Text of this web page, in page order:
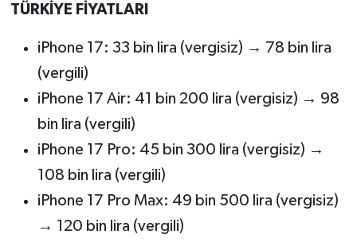
TÜRKİYE FİYATLARI
iPhone 17: 33 bin lira (vergisiz) → 78 bin lira
(vergili)
iPhone 17 Air: 41 bin 200 lira (vergisiz) → 98
bin lira (vergili)
iPhone 17 Pro: 45 bin 300 lira (vergisiz) →
108 bin lira (vergili)
iPhone 17 Pro Max: 49 bin 500 lira (vergisiz)
→ 120 bin lira (vergili)